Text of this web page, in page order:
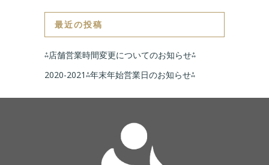
最近の投稿
⁂店舗営業時間変更についてのお知らせ⁂
2020-2021⁂年末年始営業日のお知らせ⁂